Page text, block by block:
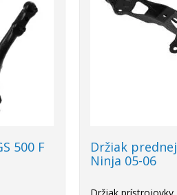
500 F
Držiak
Ninja 05-06